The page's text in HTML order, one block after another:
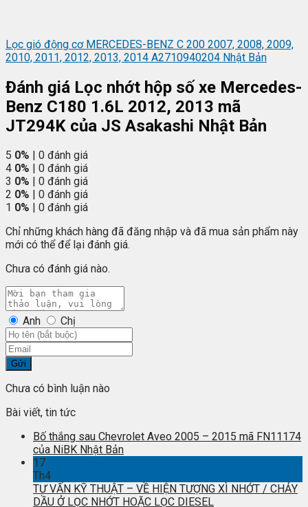
Lọc gió động cơ MERCEDES-BENZ C 200 2007, 2008, 2009,
2010, 2011, 2012, 2013, 2014 A2710940204 Nhật Bản
Đánh giá Lọc nhớt hộp số xe Mercedes-
Benz C180 1.6L 2012, 2013 mã
JT294K của JS Asakashi Nhật Bản
5 0% | 0 đánh giá
4 0% | 0 đánh giá
3 0% | 0 đánh giá
2 0% | 0 đánh giá
1 0% | 0 đánh giá
Chỉ những khách hàng đã đăng nhập và đã mua sản phẩm này
mới có thể để lại đánh giá.
Chưa có đánh giá nào.
Anh Chị
Gửi
Chưa có bình luận nào
Bài viết, tin tức
Bố thắng sau Chevrolet Aveo 2005 – 2015 mã FN11174
của NiBK Nhật Bản
17
Th4
TƯ VẤN KỸ THUẬT – VỀ HIỆN TƯỢNG XÌ NHỚT / CHẢY
DẦU Ở LỌC NHỚT HOẶC LỌC DIESEL